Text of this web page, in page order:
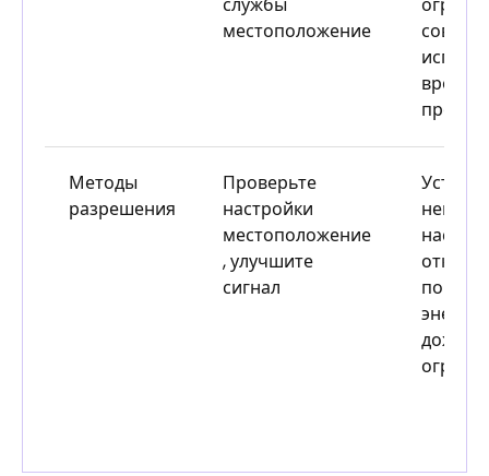
местоположение
Методы
разрешения
Проверьте
настройки
местоположение
, улучшите
сигнал